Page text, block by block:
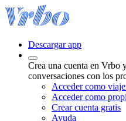
Descargar app
Crea una cuenta en Vrbo
conversaciones con los
Acceder como
Acceder como
Crear cuenta gratis
Ayuda